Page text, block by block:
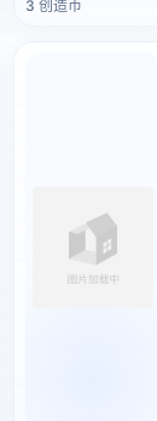
3 创造币